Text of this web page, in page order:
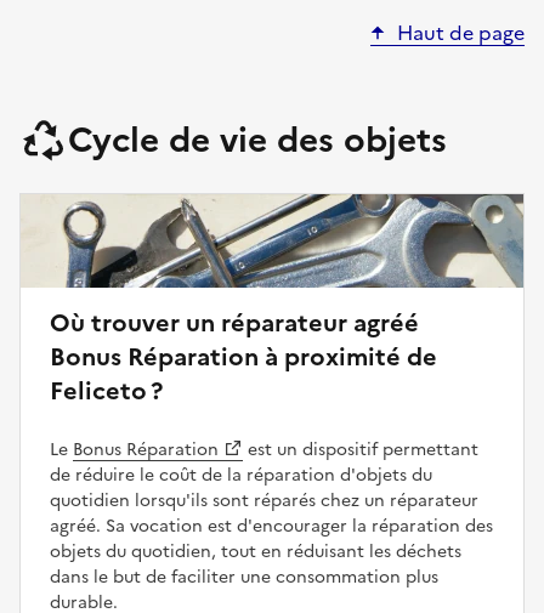
Haut de page
Cycle de vie des objets
Où trouver un réparateur agréé
Bonus Réparation à proximité de
Feliceto ?
Le Bonus Réparation
est un dispositif permettant
de réduire le coût de la réparation d'objets du
quotidien lorsqu'ils sont réparés chez un réparateur
agréé. Sa vocation est d'encourager la réparation des
objets du quotidien, tout en réduisant les déchets
dans le but de faciliter une consommation plus
durable.